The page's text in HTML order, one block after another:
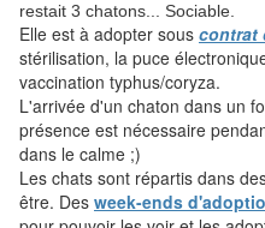
restait 3 chatons... Sociable.
Elle est à adopter sous contrat
stérilisation, la puce
vaccination typhus/coryza.
L'arrivée d'un chaton dans un
présence est nécessaire
dans le calme ;)
Les chats sont répartis dans
être. Des week-ends